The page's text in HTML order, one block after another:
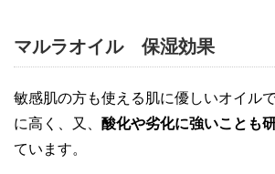
マルラオイル 保湿効果
敏感肌の方も使える肌に優しいオイル
に高く、又、 酸化や劣化に強いことも
ています。